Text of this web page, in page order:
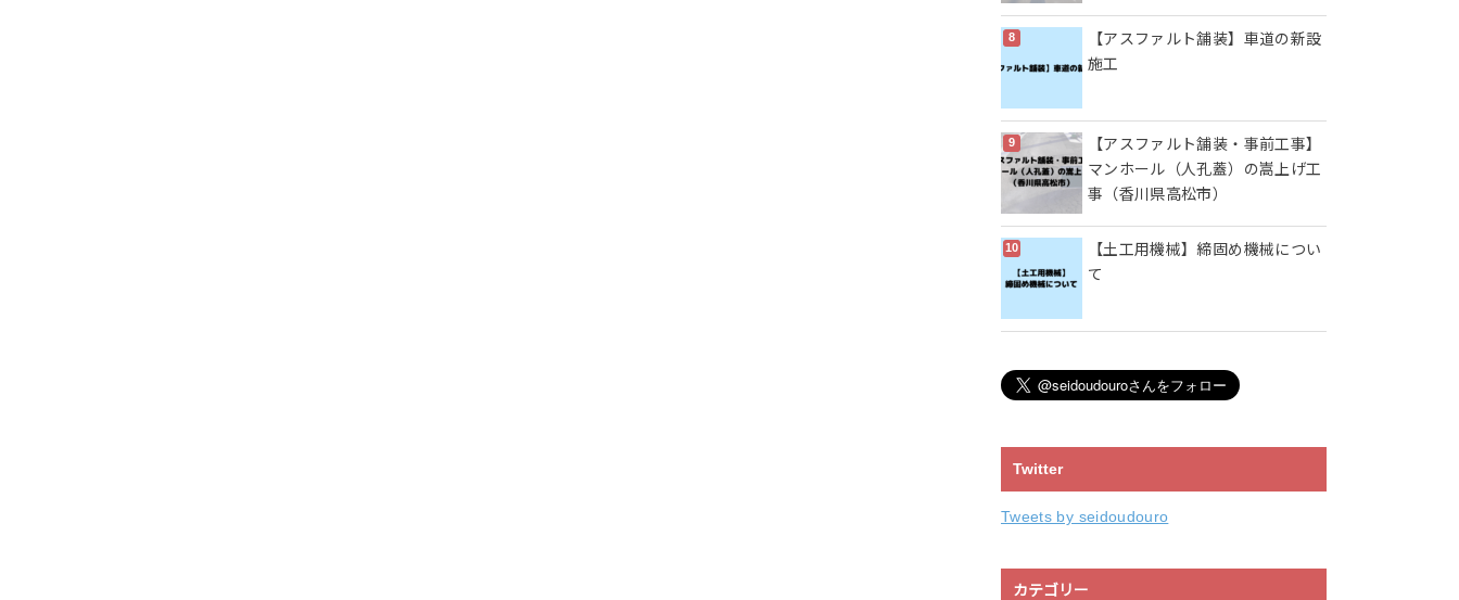
【アスファルト舗装】車道の新設
施工
【アスファルト舗装・事前工事】
マンホール（人孔蓋）の嵩上げ工
事（香川県高松市）
【土工用機械】締固め機械につい
て
Twitter
Tweets by seidoudouro
カテゴリー